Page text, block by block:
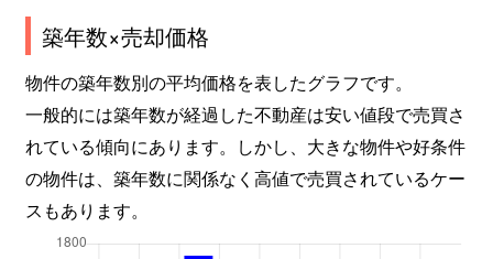
築年数×売却価格
物件の築年数別の平均価格を表したグラフです。
一般的には築年数が経過した不動産は安い値段で売買さ
れている傾向にあります。しかし、大きな物件や好条件
の物件は、築年数に関係なく高値で売買されているケー
スもあります。